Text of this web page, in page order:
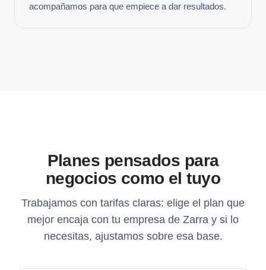
acompañamos para que empiece a dar resultados.
Planes pensados para
negocios como el tuyo
Trabajamos con tarifas claras: elige el plan que
mejor encaja con tu empresa de Zarra y si lo
necesitas, ajustamos sobre esa base.